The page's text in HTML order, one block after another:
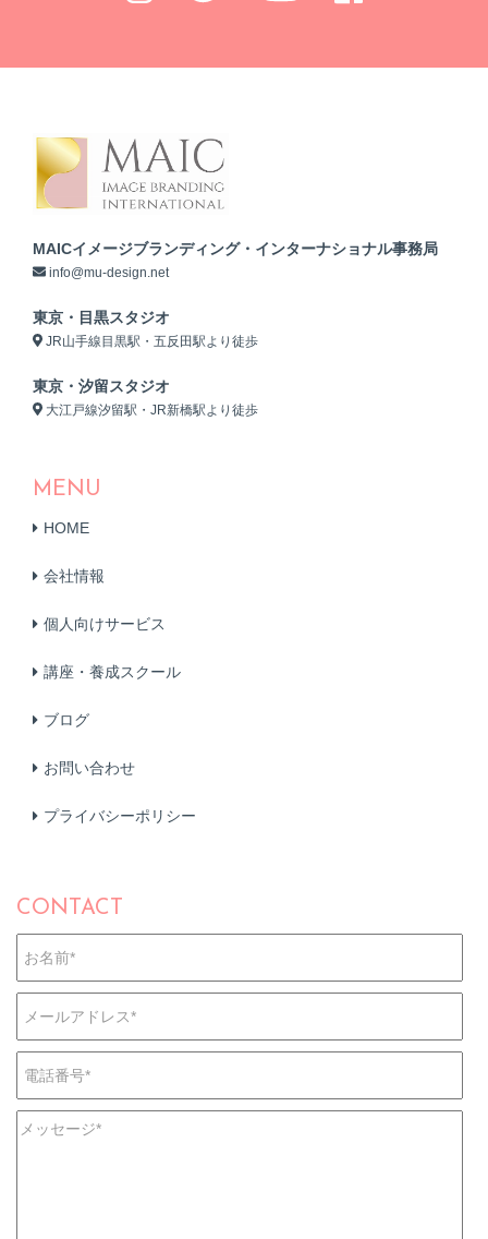
MAICイメージブランディング・インターナショナル事務局
info@mu-design.net
東京・目黒スタジオ
JR山手線目黒駅・五反田駅より徒歩
東京・汐留スタジオ
大江戸線汐留駅・JR新橋駅より徒歩
MENU
HOME
会社情報
個人向けサービス
講座・養成スクール
ブログ
お問い合わせ
プライバシーポリシー
CONTACT